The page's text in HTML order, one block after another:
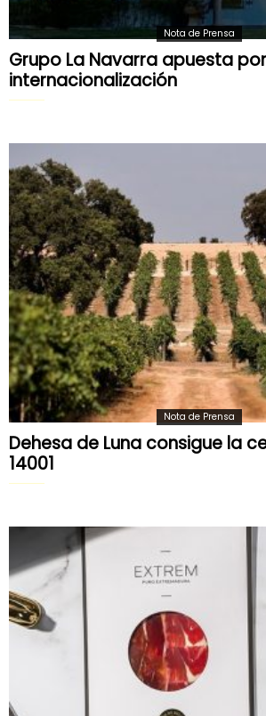
Nota de Prensa
Grupo La Navarra apuesta
internacionalización
Nota de Prensa
Dehesa de Luna consigue la
14001